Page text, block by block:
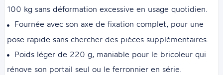
100 kg sans déformation excessive en usage quotidien.
Fournée avec son axe de fixation complet, pour une
pose rapide sans chercher des pièces supplémentaires.
Poids léger de 220 g, maniable pour le bricoleur qui
rénove son portail seul ou le ferronnier en série.